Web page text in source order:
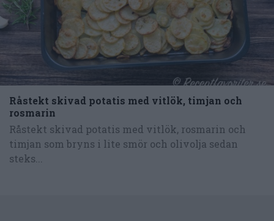
Råstekt skivad potatis med vitlök, timjan och
rosmarin
Råstekt skivad potatis med vitlök, rosmarin och
timjan som bryns i lite smör och olivolja sedan
steks...